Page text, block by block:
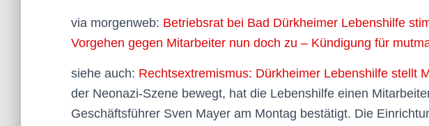
via morgenweb: Betriebsrat bei Bad Dürkheimer Lebenshilfe
Vorgehen gegen Mitarbeiter nun doch zu – Kündigung für
siehe auch: Rechtsextremismus: Dürkheimer Lebenshilfe stellt
der Neonazi-Szene bewegt, hat die Lebenshilfe einen
Geschäftsführer Sven Mayer am Montag bestätigt. Die